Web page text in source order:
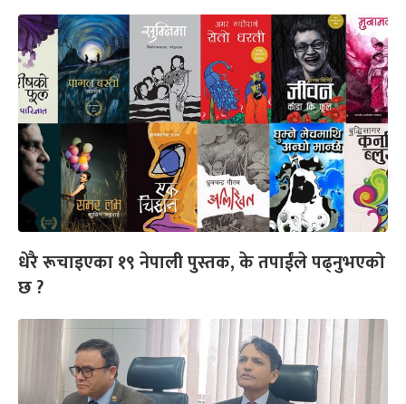
धेरै रूचाइएका १९ नेपाली पुस्तक, के तपाईंले पढ्नुभएको
छ ?